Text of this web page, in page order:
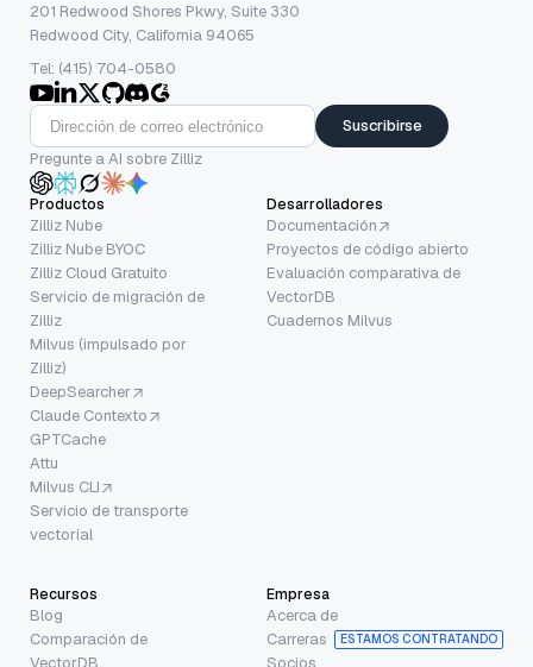
201 Redwood Shores Pkwy, Suite 330
Redwood City, California 94065
Tel: (415) 704-0580
Suscribirse
Pregunte a AI sobre Zilliz
Productos
Zilliz Nube
Zilliz Nube BYOC
Zilliz Cloud Gratuito
Servicio de migración de
Zilliz
Milvus (impulsado por
Zilliz)
DeepSearcher
Claude Contexto
GPTCache
Attu
Milvus CLI
Servicio de transporte
vectorial
Desarrolladores
Documentación
Proyectos de código abierto
Evaluación comparativa de
VectorDB
Cuadernos Milvus
Recursos
Blog
Comparación de
VectorDB
Empresa
Acerca de
Carreras
ESTAMOS CONTRATANDO
Socios